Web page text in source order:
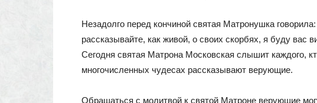
Незадолго перед кончиной святая Матронушка
рассказывайте, как живой, о своих скорбях, я буду вас
Сегодня святая Матрона Московская слышит каждого,
многочисленных чудесах рассказывают верующие.
Обращаться с молитвой к святой Матроне верующие